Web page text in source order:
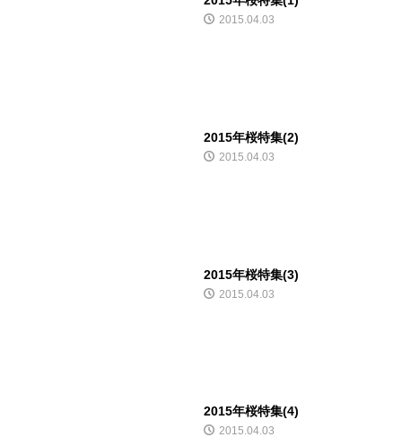
2015.04.03
2015年桜特集(2)
2015.04.03
2015年桜特集(3)
2015.04.03
2015年桜特集(4)
2015.04.03